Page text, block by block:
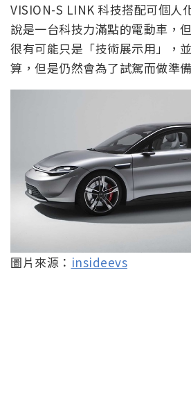
VISION-S LINK 科技搭配可個人
說是一台科技力滿點的電動車，
很有可能只是「技術展示用」，
算，但是仍然會為了試駕而做準
圖片來源： insideevs